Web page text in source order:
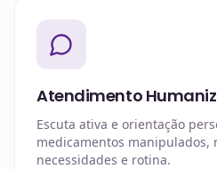
Atendimento
Escuta ativa e orientação
medicamentos manipulados,
necessidades e rotina.